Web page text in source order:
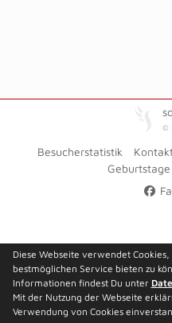
©
Besucherstatistik
Geburtstage
Diese Webseite verwendet
bestmöglichen Service bieten zu
Informationen findest Du unter
Mit der Nutzung der Webseite
Verwendung von Cookies